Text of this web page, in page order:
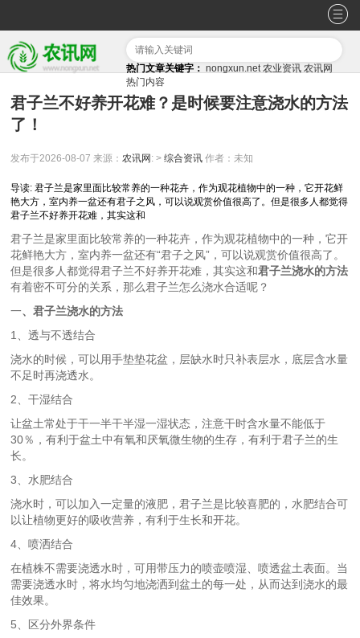
热门文章关键字： nongxun.net 农业资讯 农讯网
热门内容
君子兰不好养开花难？是时候要注意浇水的方法
了！
发布于2026-08-07 来源：农讯网 : >综合资讯 作者：未知
导读: 君子兰是家里面比较常养的一种花卉，作为观花植物中的一种，它开花鲜
艳大方，室内养一盆还有君子之风，可以说观赏价值很高了。但是很多人都觉得
君子兰不好养开花难，其实这和
君子兰是家里面比较常养的一种花卉，作为观花植物中的一种，它开
花鲜艳大方，室内养一盆还有“君子之风”，可以说观赏价值很高了。
但是很多人都觉得君子兰不好养开花难，其实这和君子兰浇水的方法
有着密不可分的关系，那么君子兰怎么浇水合适呢？
一、君子兰浇水的方法
1、透与不透结合
浇水的时候，可以用手垫垫花盆，层缺水时只补表层水，底层含水量
不足时再浇透水。
2、干湿结合
让盆土常处于干一半干半湿一湿状态，注意干时含水量不能低于
30％，有利于盆土中有氧和厌氧微生物的生存，有利于君子兰的生
长。
3、水肥结合
浇水时，可以加入一定量的液肥，君子兰是比较喜肥的，水肥结合可
以让植物更好的吸收营养，有利于生长和开花。
4、喷洒结合
在植株不需要浇透水时，可用带压力的喷壶喷湿、喷透盆土表面。当
需要浇透水时，将水均匀地浇洒到盆土的每一处，从而达到浇水的最
佳效果。
5、区分外界条件